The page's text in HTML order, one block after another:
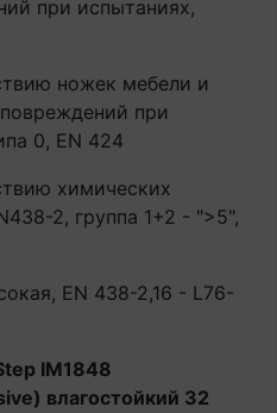
при испытаниях,
ножек мебели и
при
0, EN 424
химических
2, группа 1+2 - ">5",
EN 438-2,16 - L76-
IM1848
влагостойкий 32